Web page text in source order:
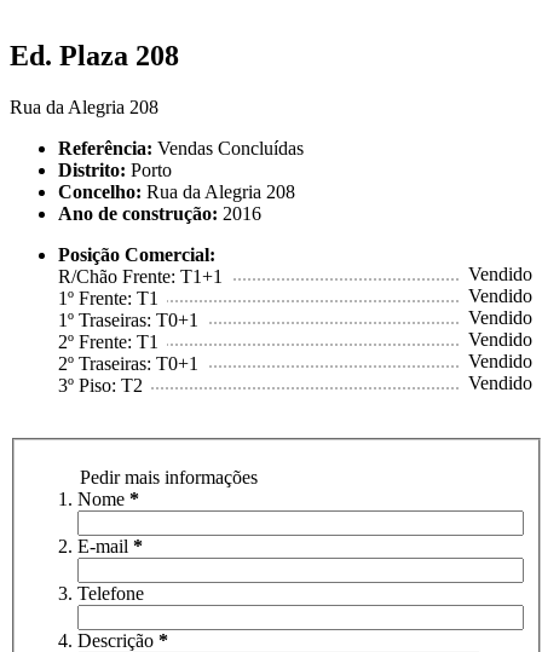
Ed. Plaza 208
Rua da Alegria 208
Referência: Vendas Concluídas
Distrito: Porto
Concelho: Rua da Alegria 208
Ano de construção: 2016
Posição Comercial:
R/Chão Frente: T1+1
.......................................................................... Vendido
1º Frente: T1
.......................................................................... Vendido
1º Traseiras: T0+1
.......................................................................... Vendido
2º Frente: T1
.......................................................................... Vendido
2º Traseiras: T0+1
.......................................................................... Vendido
3º Piso: T2.......................................................................... Vendido
Pedir mais informações
Nome *
E-mail *
Telefone
Descrição *